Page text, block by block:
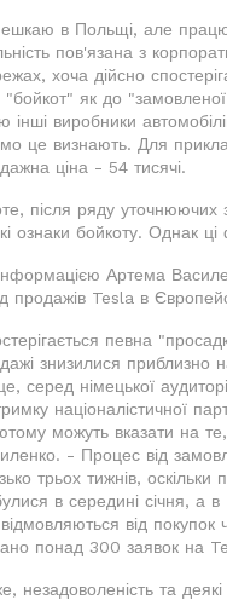
в Польщі, але
пов'язана з
хоча дійсно
"бойкот" як до
інші виробники
це визнають. Для
ціна - 54 тисячі.
після ряду уточнюючих
ознаки бойкоту. Однак
Артема
продажів Tesla в
певна
знизилися приблизно
серед німецької
націоналістичної
можуть вказати на
- Процес від
трьох тижнів,
в середині січня, а
від покупок
понад 300 заявок на
незадоволеність та